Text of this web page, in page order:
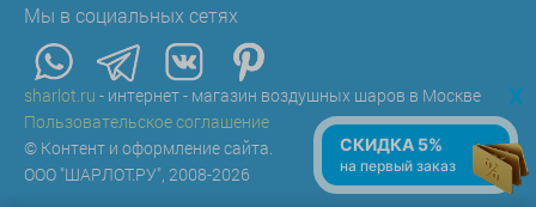
Мы в социальных сетях
sharlot.ru - интернет - магазин воздушных шаров в Москве
Пользовательское соглашение
© Контент и оформление сайта.
ООО "ШАРЛОТ.РУ", 2008-2026
x
СКИДКА 5%
на первый заказ